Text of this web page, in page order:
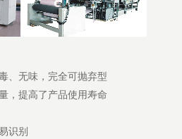
、无味，完全可抛弃型
，提高了产品使用寿命
识别